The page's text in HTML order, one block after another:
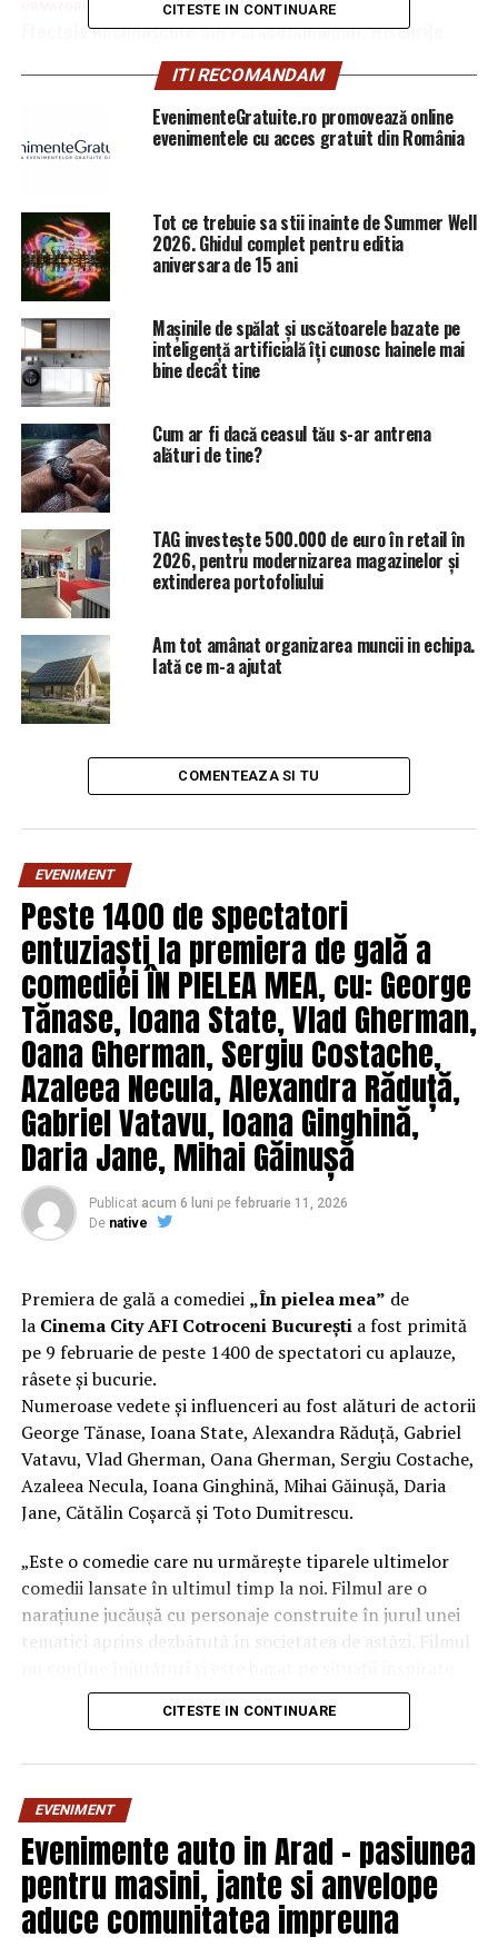
Efectele necunoscute ale Paracetamolului. Riscurile
crescute pe care le are, conform ultimelor studii |
Aradul De Azi
trafic restricționat pe Centura București și A3 | Aradul
De Azi
CITESTE IN CONTINUARE
ITI RECOMANDAM
EvenimenteGratuite.ro promovează online
evenimentele cu acces gratuit din România
Tot ce trebuie sa stii inainte de Summer Well
2026. Ghidul complet pentru editia
aniversara de 15 ani
Mașinile de spălat și uscătoarele bazate pe
inteligență artificială îți cunosc hainele mai
bine decât tine
Cum ar fi dacă ceasul tău s-ar antrena
alături de tine?
TAG investește 500.000 de euro în retail în
2026, pentru modernizarea magazinelor și
extinderea portofoliului
Am tot amânat organizarea muncii in echipa.
Iată ce m-a ajutat
COMENTEAZA SI TU
EVENIMENT
Peste 1400 de spectatori
entuziaști la premiera de gală a
comediei ÎN PIELEA MEA, cu: George
Tănase, Ioana State, Vlad Gherman,
Oana Gherman, Sergiu Costache,
Azaleea Necula, Alexandra Răduță,
Gabriel Vatavu, Ioana Ginghină,
Daria Jane, Mihai Găinușă
Publicat acum 6 luni pe februarie 11, 2026
De native
Premiera de gală a comediei „În pielea mea” de
la Cinema City AFI Cotroceni Bucureștia fost primită
pe 9 februarie de peste 1400 de spectatori cu aplauze,
râsete și bucurie.
Numeroase vedete și influenceri au fost alături de actorii
George Tănase, Ioana State, Alexandra Răduță, Gabriel
Vatavu, Vlad Gherman, Oana Gherman, Sergiu Costache,
Azaleea Necula, Ioana Ginghină, Mihai Găinușă, Daria
Jane, Cătălin Coșarcă și Toto Dumitrescu.
„Este o comedie care nu urmărește tiparele ultimelor
comedii lansate în ultimul timp la noi. Filmul are o
narațiune jucăușă cu personaje construite în jurul unei
tematici aprins dezbătută în societatea de astăzi. Filmul
din viața reală.”, spune regizorul Paul Decu.
Decu, propune spectatorilor o abordare amuzantă a
unei situații des întâlnite în micile certuri dintr-un
cuplu: pentru cine e mai greu/ mai ușor. În urma unei
provocări pe care patru cupluri de prieteni o duc la bun
sfârșit, după multe peripeții, într-un weekend,
personajele ajung să câștige o altă viziune despre
relațiile lor, lăsând deoparte presupunerile, orgoliile și
CITESTE IN CONTINUARE
EVENIMENT
Evenimente auto in Arad – pasiunea
pentru masini, jante si anvelope
aduce comunitatea impreuna